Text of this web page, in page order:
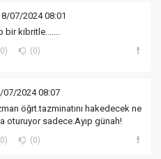
07/2024 08:01
bir kibritle.......
(0)
07/2024 08:07
öğrt.tazminatını hakedecek ne
oturuyor sadece.Ayıp günah!
(0)